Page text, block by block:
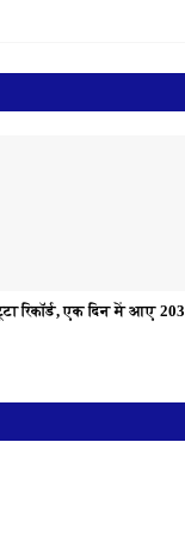
रिकॉर्ड, एक दिन में आए 203